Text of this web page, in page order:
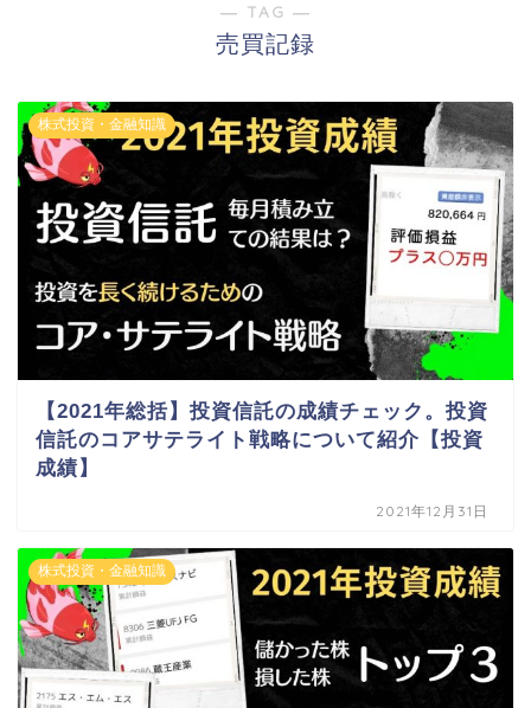
― TAG ―
売買記録
株式投資・金融知識
【2021年総括】投資信託の成績チェック。投資
信託のコアサテライト戦略について紹介【投資
成績】
2021年12月31日
株式投資・金融知識